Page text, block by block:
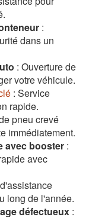
:
dans un
: Ouverture de
votre véhicule.
: Service
rapide.
pneu crevé
immédiatement.
avec booster :
avec
long de l'année.
défectueux :